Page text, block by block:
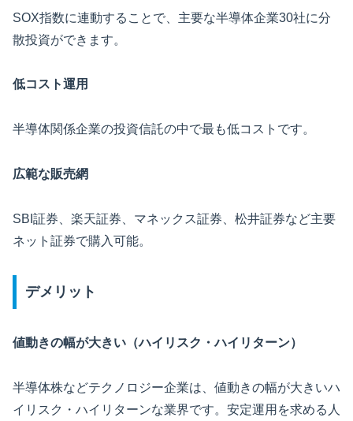
SOX指数に連動することで、主要な半導体企業30社に分
散投資ができます。
低コスト運用
半導体関係企業の投資信託の中で最も低コストです。
広範な販売網
SBI証券、楽天証券、マネックス証券、松井証券など主要
ネット証券で購入可能。
デメリット
値動きの幅が大きい（ハイリスク・ハイリターン）
半導体株などテクノロジー企業は、値動きの幅が大きいハ
イリスク・ハイリターンな業界です。安定運用を求める人